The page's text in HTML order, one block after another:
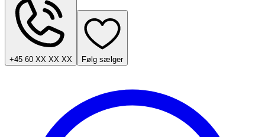
+45 60 XX XX XX Følg sælger